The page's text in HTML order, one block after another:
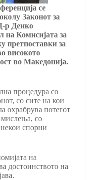
се
Законот за
р Денко
на Комисијата за
претпоставки за
високото
во Македонија.
процедура со
со сите на кои
охрабрува потегот
со
спорни
на
достоинството на